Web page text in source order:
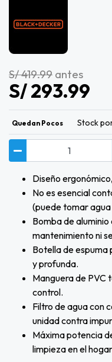
S/ 419.99 antes
S/ 293.99
Quedan Pocos Stock
Diseño
No es esencial
(puede tomar
Bomba de
mantenimiento ni
Botella de espuma
y profunda.
Manguera de PVC
control.
Filtro de agua con
unidad contra
Máxima potencia
limpieza en el